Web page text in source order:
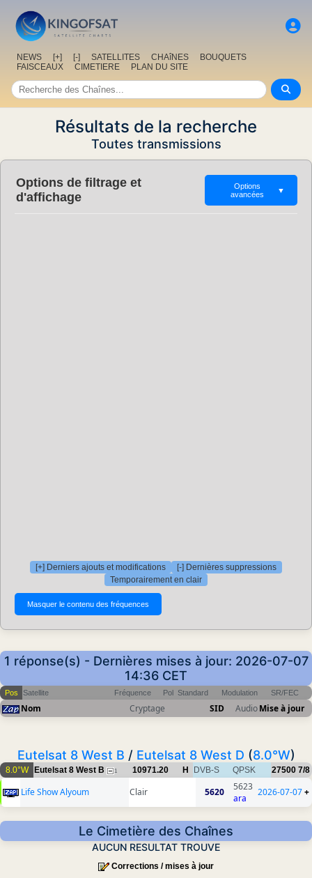
NEWS [+] [-] SATELLITES CHAîNES
BOUQUETS
FAISCEAUX
CIMETIERE PLAN DU SITE
Résultats de la recherche
Toutes transmissions
Options de filtrage et
d'affichage
Options
avancées
▼
[+] Derniers ajouts et modifications
[-] Dernières suppressions
Temporairement en clair
1 réponse(s) - Dernières mises à jour: 2026-07-07
14:36 CET
Pos Satellite Fréquence Pol Standard Modulation SR/FEC
Nom Cryptage SID AudioMise à jour
Eutelsat 8 West B / Eutelsat 8 West D (8.0°W)
8.0°W Eutelsat 8 West B 1 10971.20 H DVB-S QPSK 27500 7/8
Life Show Alyoum Clair 5620
5623
ara
2026-07-07+
Le Cimetière des Chaînes
AUCUN RESULTAT TROUVE
Corrections / mises à jour